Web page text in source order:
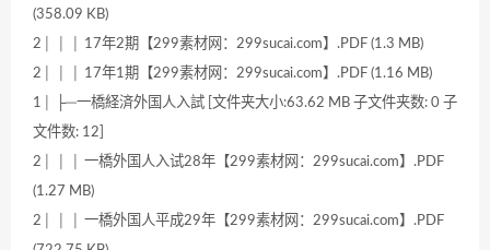
(358.09 KB)
2│ │ │ 17年2期【299素材网：299sucai.com】.PDF (1.3 MB)
2│ │ │ 17年1期【299素材网：299sucai.com】.PDF (1.16 MB)
1│ ├─一橋経済外国人入試 [文件夹大小:63.62 MB 子文件夹数: 0 子
文件数: 12]
2│ │ │ 一橋外国人入试28年【299素材网：299sucai.com】.PDF
(1.27 MB)
2│ │ │ 一橋外国人平成29年【299素材网：299sucai.com】.PDF